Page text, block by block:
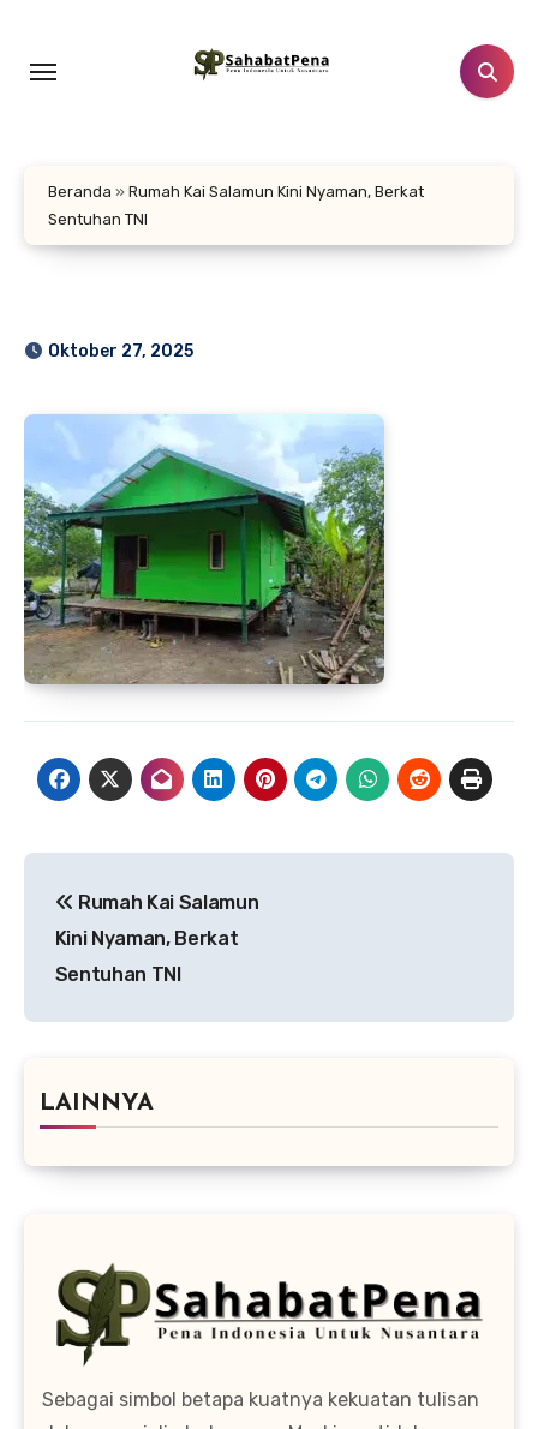
konten
Beranda » Rumah Kai Salamun Kini Nyaman, Berkat
Sentuhan TNI
Oktober 27, 2025
pos
Rumah Kai Salamun
Kini Nyaman, Berkat
Sentuhan TNI
LAINNYA
Sebagai simbol betapa kuatnya kekuatan tulisan